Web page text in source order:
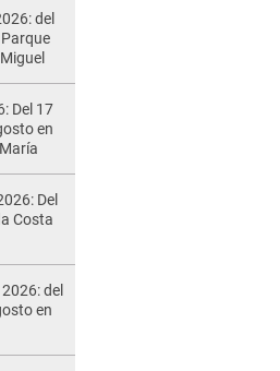
del
Del 17
en
Del
Costa
del
en